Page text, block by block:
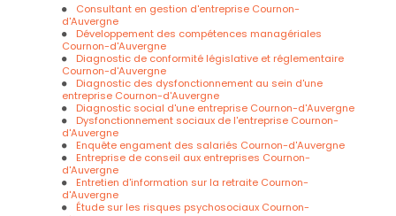
Consultant en gestion d'entreprise Cournon-
d'Auvergne
Développement des compétences managériales
Cournon-d'Auvergne
Diagnostic de conformité législative et réglementaire
Cournon-d'Auvergne
Diagnostic des dysfonctionnement au sein d'une
entreprise Cournon-d'Auvergne
Diagnostic social d'une entreprise Cournon-d'Auvergne
Dysfonctionnement sociaux de l'entreprise Cournon-
d'Auvergne
Enquête engament des salariés Cournon-d'Auvergne
Entreprise de conseil aux entreprises Cournon-
d'Auvergne
Entretien d'information sur la retraite Cournon-
d'Auvergne
Étude sur les risques psychosociaux Cournon-